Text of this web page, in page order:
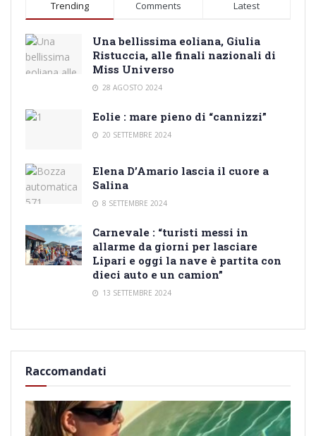
Trending Comments Latest
Una bellissima eoliana, Giulia
Ristuccia, alle finali nazionali di
Miss Universo
28 AGOSTO 2024
Eolie : mare pieno di “cannizzi”
20 SETTEMBRE 2024
Elena D’Amario lascia il cuore a
Salina
8 SETTEMBRE 2024
Carnevale : “turisti messi in
allarme da giorni per lasciare
Lipari e oggi la nave è partita con
dieci auto e un camion”
13 SETTEMBRE 2024
Raccomandati